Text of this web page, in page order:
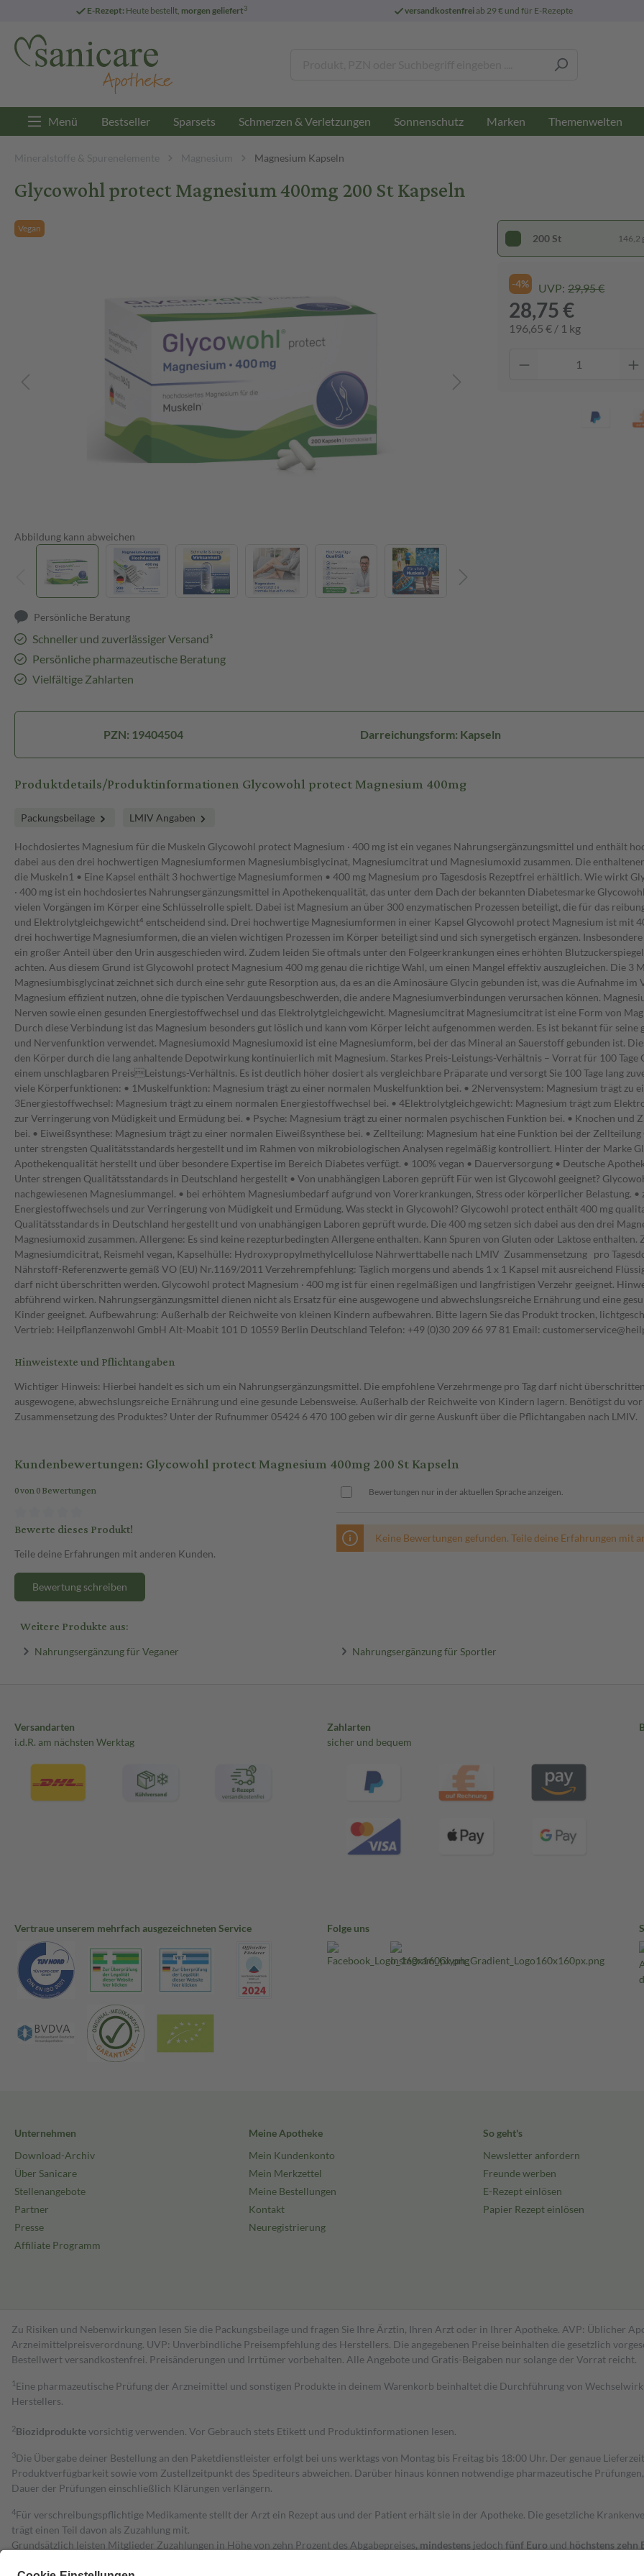
E-Rezept: Heute bestellt, morgen geliefert3 versandkostenfreiab 29 € und für E-Rezepte
Menü Bestseller Sparsets Schmerzen & Verletzungen Sonnenschutz Marken Themenwelten
Mineralstoffe & Spurenelemente Magnesium Magnesium Kapseln
Glycowohl protect Magnesium 400mg 200 St Kapseln
Vegan
Abbildung kann abweichen
Persönliche Beratung
Schneller und zuverlässiger Versand³
Persönliche pharmazeutische Beratung
Vielfältige Zahlarten
200 St 146,2
-4% UVP: 29,95 €
28,75 €
196,65 € / 1 kg
PZN: 19404504 Darreichungsform: Kapseln
Produktdetails/Produktinformationen Glycowohl protect Magnesium 400mg
Packungsbeilage LMIV Angaben
Hochdosiertes Magnesium für die Muskeln Glycowohl protect Magnesium · 400 mg ist ein veganes Nahrungsergänzungsmittel und enthält
dabei aus den drei hochwertigen Magnesiumformen Magnesiumbisglycinat, Magnesiumcitrat und Magnesiumoxid zusammen. Die
die Muskeln1 • Eine Kapsel enthält 3 hochwertige Magnesiumformen • 400 mg Magnesium pro Tagesdosis Rezeptfrei erhältlich. Wie wirkt
· 400 mg ist ein hochdosiertes Nahrungsergänzungsmittel in Apothekenqualität, das unter dem Dach der bekannten Diabetesmarke
vielen Vorgängen im Körper eine Schlüsselrolle spielt. Dabei ist Magnesium an über 300 enzymatischen Prozessen beteiligt, die für das
und Elektrolytgleichgewicht⁴ entscheidend sind. Drei hochwertige Magnesiumformen in einer Kapsel Glycowohl protect Magnesium ist mit
drei hochwertige Magnesiumformen, die an vielen wichtigen Prozessen im Körper beteiligt sind und sich synergetisch ergänzen.
ein großer Anteil über den Urin ausgeschieden wird. Zudem leiden Sie oftmals unter den Folgeerkrankungen eines erhöhten
achten. Aus diesem Grund ist Glycowohl protect Magnesium 400 mg genau die richtige Wahl, um einen Mangel effektiv auszugleichen. Die
Magnesiumbisglycinat zeichnet sich durch eine sehr gute Resorption aus, da es an die Aminosäure Glycin gebunden ist, was die Aufnahme
Magnesium effizient nutzen, ohne die typischen Verdauungsbeschwerden, die andere Magnesiumverbindungen verursachen können.
Nerven sowie einen gesunden Energiestoffwechsel und das Elektrolytgleichgewicht. Magnesiumcitrat Magnesiumcitrat ist eine Form von
Durch diese Verbindung ist das Magnesium besonders gut löslich und kann vom Körper leicht aufgenommen werden. Es ist bekannt für
und Nervenfunktion verwendet. Magnesiumoxid Magnesiumoxid ist eine Magnesiumform, bei der das Mineral an Sauerstoff gebunden ist.
den Körper durch die lang anhaltende Depotwirkung kontinuierlich mit Magnesium. Starkes Preis-Leistungs-Verhältnis – Vorrat für 100
einem unschlagbaren PreisLeistungs-Verhältnis. Es ist deutlich höher dosiert als vergleichbare Präparate und versorgt Sie 100 Tage lang
viele Körperfunktionen: • 1Muskelfunktion: Magnesium trägt zu einer normalen Muskelfunktion bei. • 2Nervensystem: Magnesium trägt zu
3Energiestoffwechsel: Magnesium trägt zu einem normalen Energiestoffwechsel bei. • 4Elektrolytgleichgewicht: Magnesium trägt zum
zur Verringerung von Müdigkeit und Ermüdung bei. • Psyche: Magnesium trägt zu einer normalen psychischen Funktion bei. • Knochen
bei. • Eiweißsynthese: Magnesium trägt zu einer normalen Eiweißsynthese bei. • Zellteilung: Magnesium hat eine Funktion bei der
unter strengsten Qualitätsstandards hergestellt und im Rahmen von mikrobiologischen Analysen regelmäßig kontrolliert. Hinter der Marke
Apothekenqualität herstellt und über besondere Expertise im Bereich Diabetes verfügt. • 100% vegan • Dauerversorgung • Deutsche
Unter strengen Qualitätsstandards in Deutschland hergestellt • Von unabhängigen Laboren geprüft Für wen ist Glycowohl geeignet?
nachgewiesenen Magnesiummangel. • bei erhöhtem Magnesiumbedarf aufgrund von Vorerkrankungen, Stress oder körperlicher Belastung.
Energiestoffwechsels und zur Verringerung von Müdigkeit und Ermüdung. Was steckt in Glycowohl? Glycowohl protect enthält 400 mg
Qualitätsstandards in Deutschland hergestellt und von unabhängigen Laboren geprüft wurde. Die 400 mg setzen sich dabei aus den drei
Magnesiumoxid zusammen. Allergene: Es sind keine rezepturbedingten Allergene enthalten. Kann Spuren von Gluten oder Laktose
Magnesiumdicitrat, Reismehl vegan, Kapselhülle: Hydroxypropylmethylcellulose Nährwerttabelle nach LMIV Zusammensetzung pro
Nährstoff-Referenzwerte gemäß VO (EU) Nr.1169/2011 Verzehrempfehlung: Täglich morgens und abends 1 x 1 Kapsel mit ausreichend
darf nicht überschritten werden. Glycowohl protect Magnesium · 400 mg ist für einen regelmäßigen und langfristigen Verzehr geeignet.
abführend wirken. Nahrungsergänzungsmittel dienen nicht als Ersatz für eine ausgewogene und abwechslungsreiche Ernährung und eine
Kinder geeignet. Aufbewahrung: Außerhalb der Reichweite von kleinen Kindern aufbewahren. Bitte lagern Sie das Produkt trocken,
Vertrieb: Heilpflanzenwohl GmbH Alt-Moabit 101 D 10559 Berlin Deutschland Telefon: +49 (0)30 209 66 97 81 Email:
Hinweistexte und Pflichtangaben
Wichtiger Hinweis: Hierbei handelt es sich um ein Nahrungsergänzungsmittel. Die empfohlene Verzehrmenge pro Tag darf nicht
ausgewogene, abwechslungsreiche Ernährung und eine gesunde Lebensweise. Außerhalb der Reichweite von Kindern lagern. Benötigst du
Zusammensetzung des Produktes? Unter der Rufnummer 05424 6 470 100 geben wir dir gerne Auskunft über die Pflichtangaben nach LMIV.
Kundenbewertungen: Glycowohl protect Magnesium 400mg 200 St Kapseln
0 von 0 Bewertungen
Bewerte dieses Produkt!
Teile deine Erfahrungen mit anderen Kunden.
Bewertung schreiben
Bewertungen nur in der aktuellen Sprache anzeigen.
Keine Bewertungen gefunden. Teile deine Erfahrungen mit
Weitere Produkte aus:
Nahrungsergänzung für Veganer Nahrungsergänzung für Sportler
Versandarten
i.d.R. am nächsten Werktag
Zahlarten
sicher und bequem
Vertraue unserem mehrfach ausgezeichneten Service Folge uns
Unternehmen
Download-Archiv
Über Sanicare
Stellenangebote
Partner
Presse
Affiliate Programm
Meine Apotheke
Mein Kundenkonto
Mein Merkzettel
Meine Bestellungen
Kontakt
Neuregistrierung
So geht's
Newsletter anfordern
Freunde werben
E-Rezept einlösen
Papier Rezept einlösen
Zu Risiken und Nebenwirkungen lesen Sie die Packungsbeilage und fragen Sie Ihre Ärztin, Ihren Arzt oder in Ihrer Apotheke. AVP: Üblicher
Arzneimittelpreisverordnung. UVP: Unverbindliche Preisempfehlung des Herstellers. Die angegebenen Preise beinhalten die gesetzlich
Bestell­wert versand­kosten­frei. Preisänderungen und Irrtümer vorbehalten. Alle Angebote und Gratis-Beigaben nur solange der Vorrat reicht.
1 Eine pharmazeutische Prüfung der Arzneimittel und sonstigen Produkte in deinem Warenkorb beinhaltet die Durchführung von
Herstellers.
2Biozidproduktevorsichtig verwenden. Vor Gebrauch stets Etikett und Produktinformationen lesen.
3Die Übergabe deiner Bestellung an den Paketdienstleister erfolgt bei uns werktags von Montag bis Freitag bis 18:00 Uhr. Der genaue
Produktverfügbarkeit sowie vom Zustellzeitpunkt des Spediteurs abweichen. Darüber hinaus können notwendige pharmazeutische
Dauer der Prüfungen einschließlich Klärungen verlängern.
4Für verschreibungspflichtige Medikamente stellt der Arzt ein Rezept aus und der Patient erhält sie in der Apotheke. Die gesetzliche
trägt einen Teil davon als Zuzahlung mit.
Grundsätzlich leisten Mitglieder Zuzahlungen in Höhe von zehn Prozent des Abgabepreises, mindestens jedoch fünf Euro und höchstens zehn